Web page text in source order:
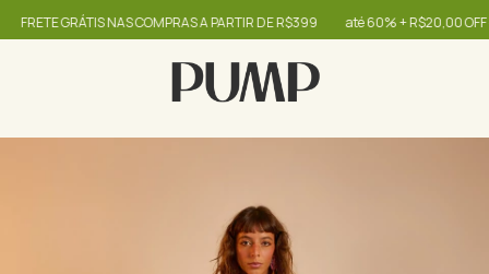
GRÁTIS NAS COMPRAS A PARTIR DE R$399 até 60% + R$20,00 OFF -